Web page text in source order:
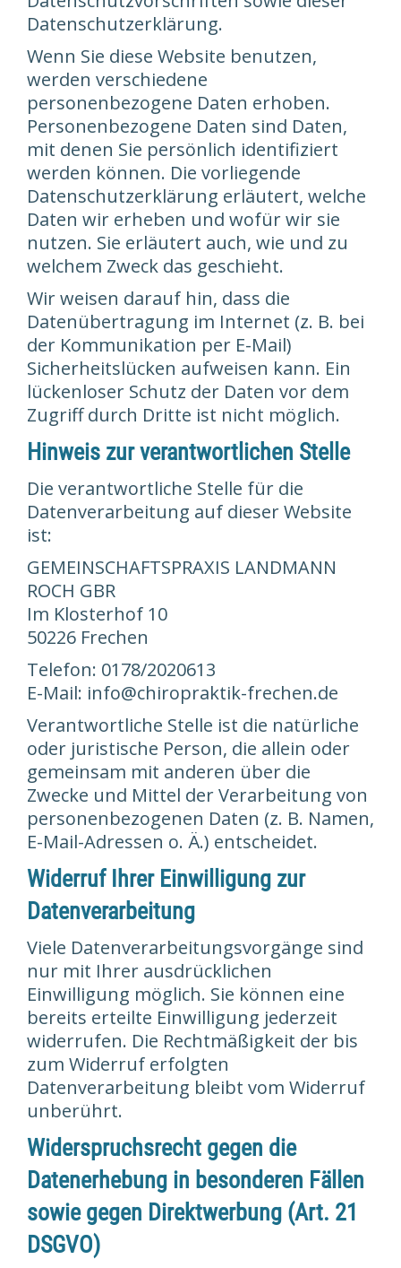
Datenschutzerklärung.
Wenn Sie diese Website benutzen,
werden verschiedene
personenbezogene Daten erhoben.
Personenbezogene Daten sind Daten,
mit denen Sie persönlich identifiziert
werden können. Die vorliegende
Datenschutzerklärung erläutert, welche
Daten wir erheben und wofür wir sie
nutzen. Sie erläutert auch, wie und zu
welchem Zweck das geschieht.
Wir weisen darauf hin, dass die
Datenübertragung im Internet (z. B. bei
der Kommunikation per E-Mail)
Sicherheitslücken aufweisen kann. Ein
lückenloser Schutz der Daten vor dem
Zugriff durch Dritte ist nicht möglich.
Hinweis zur verantwortlichen Stelle
Die verantwortliche Stelle für die
Datenverarbeitung auf dieser Website
ist:
GEMEINSCHAFTSPRAXIS LANDMANN
ROCH GBR
Im Klosterhof 10
50226 Frechen
Telefon: 0178/2020613
E-Mail: info@chiropraktik-frechen.de
Verantwortliche Stelle ist die natürliche
oder juristische Person, die allein oder
gemeinsam mit anderen über die
Zwecke und Mittel der Verarbeitung von
personenbezogenen Daten (z. B. Namen,
E-Mail-Adressen o. Ä.) entscheidet.
Widerruf Ihrer Einwilligung zur
Datenverarbeitung
Viele Datenverarbeitungsvorgänge sind
nur mit Ihrer ausdrücklichen
Einwilligung möglich. Sie können eine
bereits erteilte Einwilligung jederzeit
widerrufen. Die Rechtmäßigkeit der bis
zum Widerruf erfolgten
Datenverarbeitung bleibt vom Widerruf
unberührt.
Widerspruchsrecht gegen die
Datenerhebung in besonderen Fällen
sowie gegen Direktwerbung (Art. 21
DSGVO)